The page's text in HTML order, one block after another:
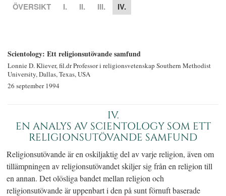
ÖVERSIKT I. II. III. IV.
Scientology: Ett religionsutövande samfund
Lonnie D. Kliever, fil.drProfessor i religionsvetenskap Southern Methodist
University, Dallas, Texas, USA
26 september 1994
IV.
EN ANALYS AV SCIENTOLOGY SOM ETT
RELIGIONSUTÖVANDE SAMFUND
Religionsutövande är en oskiljaktig del av varje religion, även om
tillämpningen av religionsutövandet skiljer sig från en religion till
en annan. Det olösliga bandet mellan religion och
religionsutövande är uppenbart i den på sunt förnuft baserade